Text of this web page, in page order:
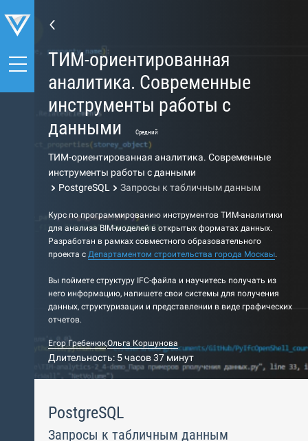
ТИМ-ориентированная
аналитика. Современные
инструменты работы с
данными
Средний
ТИМ-ориентированная аналитика. Современные
инструменты работы с данными
PostgreSQL
Запросы к табличным данным
Курс по программированию инструментов ТИМ-аналитики
для анализа BIM-моделей в открытых форматах данных.
Разработан в рамках совместного образовательного
проекта с Департаментом строительства города Москвы.
Вы поймете структуру IFC-файла и научитесь получать из
него информацию, напишете свои системы для получения
данных, структуризации и представлении в виде графических
отчетов.
Егор Гребенюк,Ольга Коршунова
Длительность: 5 часов 37 минут
PostgreSQL
Запросы к табличным данным